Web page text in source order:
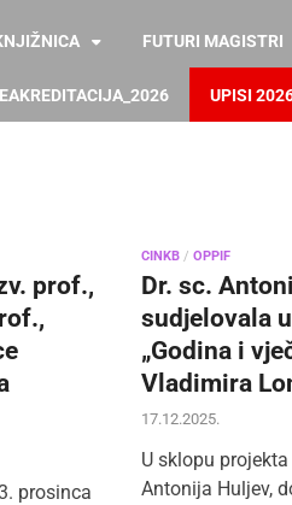
FUTURI MAGISTRI
UPISI
prof.,
prosinca
CINKB / OPPIF
Dr. sc.
sudjelovala
„Godina i
Vladimira
17.12.2025.
U sklopu projekta
Antonija Huljev,